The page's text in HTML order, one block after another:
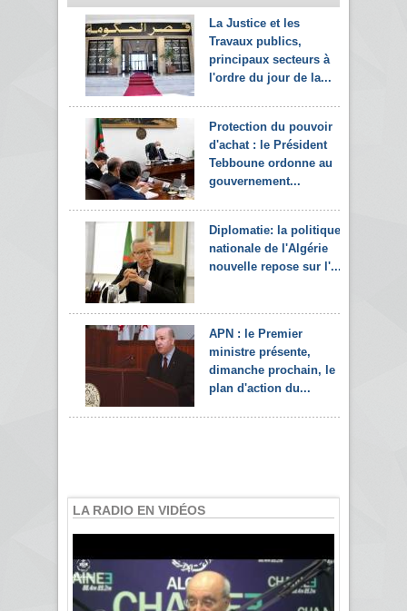
La Justice et les
Travaux publics,
principaux secteurs à
l'ordre du jour de la...
Protection du pouvoir
d'achat : le Président
Tebboune ordonne au
gouvernement...
Diplomatie: la politique
nationale de l'Algérie
nouvelle repose sur l'...
APN : le Premier
ministre présente,
dimanche prochain, le
plan d'action du...
LA RADIO EN VIDÉOS